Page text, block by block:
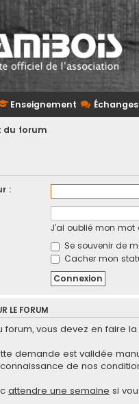
Enseignement
du forum
:
J’ai oublié mon mot
Se souvenir de
Cacher mon
LE FORUM
forum, vous devez en faire
demande est validée
de nos
attendre une semaine si